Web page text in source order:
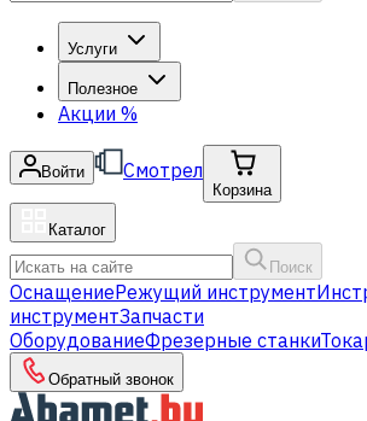
Услуги
Полезное
Акции %
Войти Смотрел
Корзина
Каталог
Поиск
ОснащениеРежущий инструмент
инструментЗапчасти
ОборудованиеФрезерные станки
Обратный звонок